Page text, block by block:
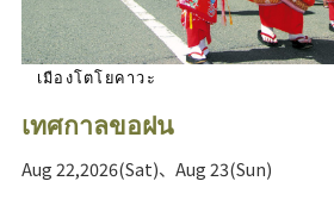
เมืองโตโยคาวะ
เทศกาลขอฝน
Aug 22,2026(Sat)、Aug 23(Sun)